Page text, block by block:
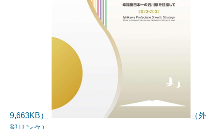
9,663KB）
（外